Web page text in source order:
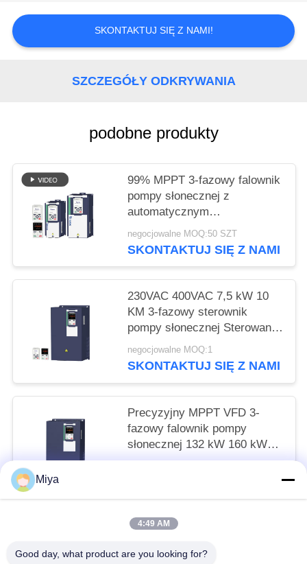
POLITYKA
PRYWATNOŚCI
SKONTAKTUJ SIĘ Z NAMI!
SZCZEGÓŁY ODKRYWANIA
podobne produkty
99% MPPT 3-fazowy falownik
pompy słonecznej z
automatycznym
monitoringiem LCD
negocjowalne MOQ:50 SZT
SKONTAKTUJ SIĘ Z NAMI
230VAC 400VAC 7,5 kW 10
KM 3-fazowy sterownik
pompy słonecznej Sterowanie
VFD MPPT
negocjowalne MOQ:1
SKONTAKTUJ SIĘ Z NAMI
Precyzyjny MPPT VFD 3-
fazowy falownik pompy
słonecznej 132 kW 160 kW
185 kW 200 kW
Miya
4:49 AM
Good day, what product are you looking for?